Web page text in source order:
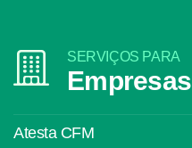
SERVIÇOS PARA
Empresas
Atesta CFM